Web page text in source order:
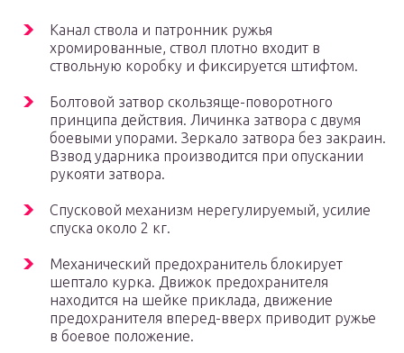
Канал ствола и патронник ружья
хромированные, ствол плотно входит в
ствольную коробку и фиксируется штифтом.
Болтовой затвор скользяще-поворотного
принципа действия. Личинка затвора с двумя
боевыми упорами. Зеркало затвора без закраин.
Взвод ударника производится при опускании
рукояти затвора.
Спусковой механизм нерегулируемый, усилие
спуска около 2 кг.
Механический предохранитель блокирует
шептало курка. Движок предохранителя
находится на шейке приклада, движение
предохранителя вперед-вверх приводит ружье
в боевое положение.